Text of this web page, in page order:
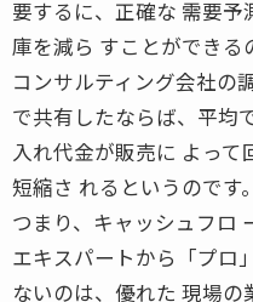
要するに、正確な 需要
庫を減ら すことができる
コンサルティング会社の
で共有したならば、平均
入れ代金が販売に よっ
短縮さ れるというのです。
つまり、キャッシュフロ
エキスパートから「プロ
ないのは、優れた 現場